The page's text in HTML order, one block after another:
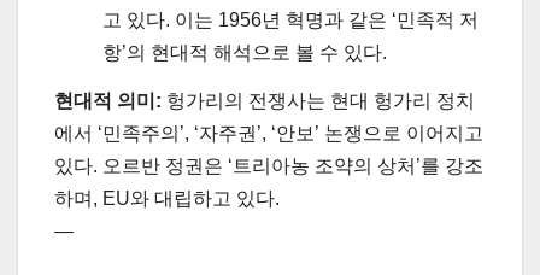
고 있다. 이는 1956년 혁명과 같은 ‘민족적 저
항’의 현대적 해석으로 볼 수 있다.
현대적 의미: 헝가리의 전쟁사는 현대 헝가리 정치
에서 ‘민족주의’, ‘자주권’, ‘안보’ 논쟁으로 이어지고
있다. 오르반 정권은 ‘트리아농 조약의 상처’를 강조
하며, EU와 대립하고 있다.
—